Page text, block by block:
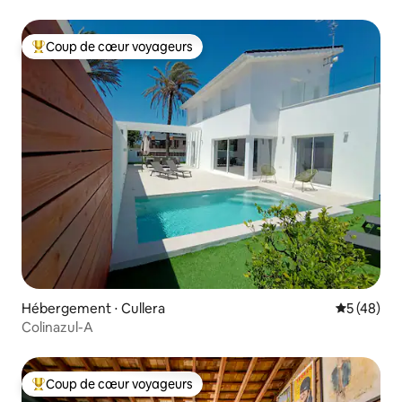
Coups de cœur voyageurs les plus appréciés
Coup de cœur voyageurs
Hébergement ⋅ Cullera
5 (48)
Colinazul-A
Coups de cœur voyageurs les plus appréciés
Coup de cœur voyageurs